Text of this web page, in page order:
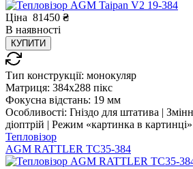
Ціна 81450 ₴
В наявності
КУПИТИ
Тип конструкції: монокуляр
Матриця: 384x288 пікс
Фокусна відстань: 19 мм
Особливості: Гніздо для штатива |
діоптрій | Режим «картинка в картинці»
Тепловізор
AGM RATTLER TC35-384